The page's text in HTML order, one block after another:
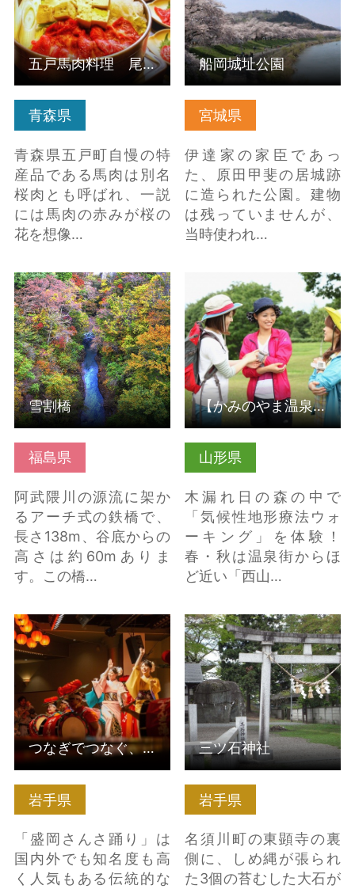
青森県
青森県五戸町自慢の特
産品である馬肉は別名
桜肉とも呼ばれ、一説
には馬肉の赤みが桜の
花を想像…
五戸馬肉料理 尾形五戸本店
宮城県
伊達家の家臣であっ
た、原田甲斐の居城跡
に造られた公園。建物
は残っていませんが、
当時使われ…
船岡城址公園
福島県
阿武隈川の源流に架か
るアーチ式の鉄橋で、
長さ138m、谷底からの
高さは約60mありま
す。この橋…
雪割橋 の詳細はこちら
雪割橋
山形県
木漏れ日の森の中で
「気候性地形療法ウォ
ーキング」を体験！
春・秋は温泉街からほ
ど近い「西山…
【かみのやま温泉・蔵
王】空色・暮色ウォー
キング の詳細はこちら
【かみのやま温泉・蔵王】空色・暮色ウォーキング
岩手県
「盛岡さんさ踊り」は
国内外でも知名度も高
く人気もある伝統的な
つなぎでつなぐ、盛岡
さんさ踊り の詳細はこ
ちら
つなぎでつなぐ、盛岡さんさ踊り
岩手県
名須川町の東顕寺の裏
側に、しめ縄が張られ
た3個の苔むした大石が
三ツ石神社 の詳細はこ
ちら
三ツ石神社